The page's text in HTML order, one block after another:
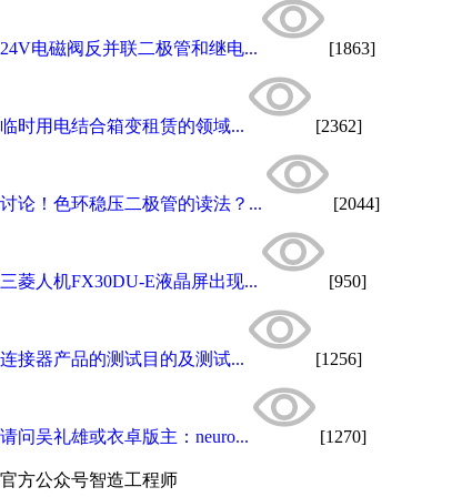
24V电磁阀反并联二极管和继电... [1863]
临时用电结合箱变租赁的领域... [2362]
讨论！色环稳压二极管的读法？... [2044]
三菱人机FX30DU-E液晶屏出现... [950]
连接器产品的测试目的及测试... [1256]
请问吴礼雄或衣卓版主：neuro... [1270]
官方公众号智造工程师